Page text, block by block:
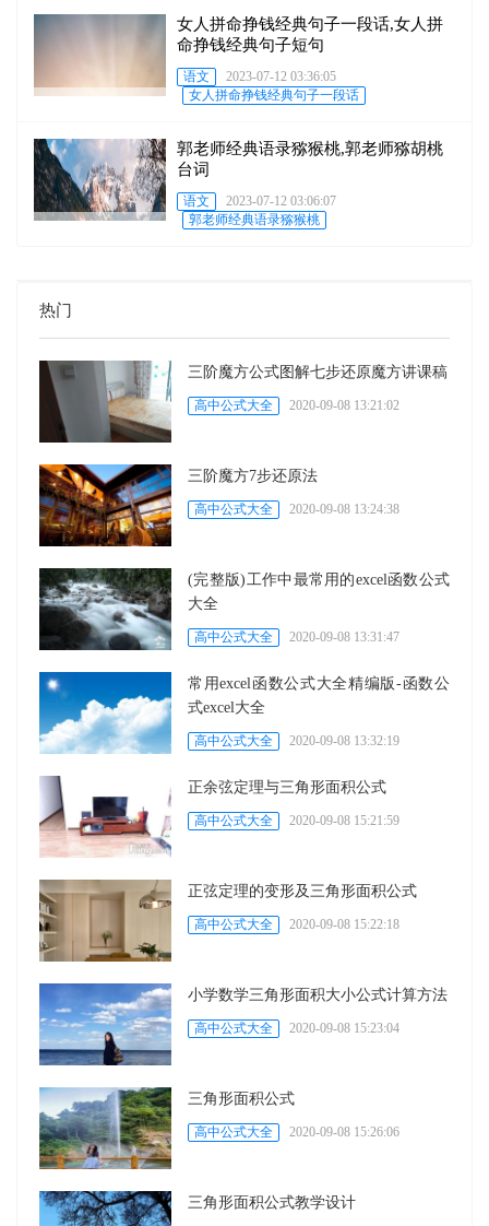
女人拼命挣钱经典句子一段话,女人拼
命挣钱经典句子短句
语文
2023-07-12 03:36:05
女人拼命挣钱经典句子一段话
郭老师经典语录猕猴桃,郭老师猕胡桃
台词
语文
2023-07-12 03:06:07
郭老师经典语录猕猴桃
热门
三阶魔方公式图解七步还原魔方讲课稿
高中公式大全 2020-09-08 13:21:02
三阶魔方7步还原法
高中公式大全 2020-09-08 13:24:38
(完整版)工作中最常用的excel函数公式
大全
高中公式大全 2020-09-08 13:31:47
常用excel函数公式大全精编版-函数公
式excel大全
高中公式大全 2020-09-08 13:32:19
正余弦定理与三角形面积公式
高中公式大全 2020-09-08 15:21:59
正弦定理的变形及三角形面积公式
高中公式大全 2020-09-08 15:22:18
小学数学三角形面积大小公式计算方法
高中公式大全 2020-09-08 15:23:04
三角形面积公式
高中公式大全 2020-09-08 15:26:06
三角形面积公式教学设计